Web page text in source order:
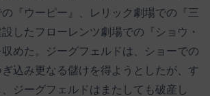
『ウーピー』、レリック劇場での『三
したフローレンツ劇場での『ショウ・
めた。ジーグフェルドは、ショーでの
込み更なる儲けを得ようとしたが、す
ジーグフェルドはまたしても破産し